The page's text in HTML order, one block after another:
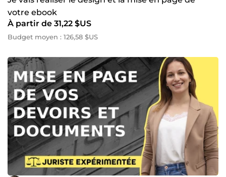
votre ebook
À partir de 31,22 $US
Budget moyen : 126,58 $US